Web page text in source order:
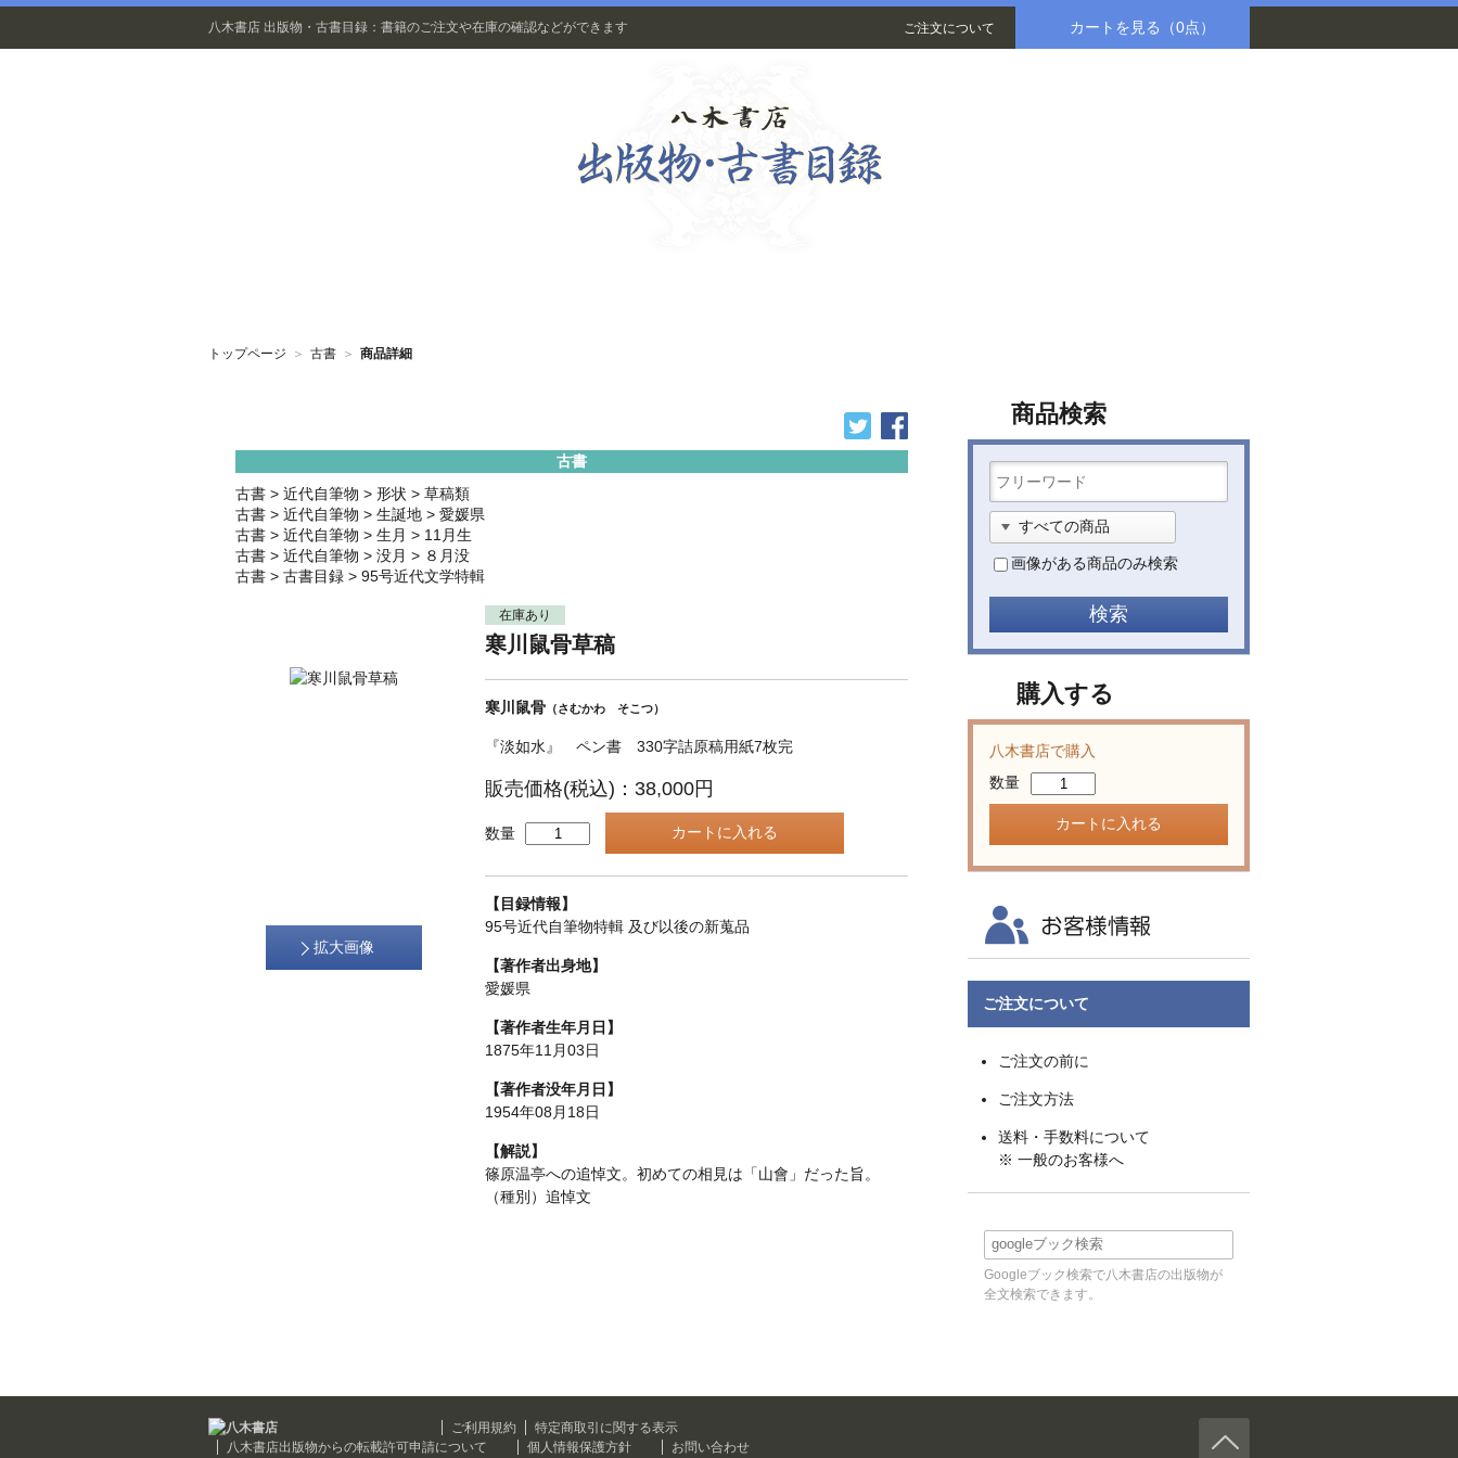
八木書店 出版物・古書目録：書籍のご注文や在庫の確認などができます ご注文について カートを見る （0点）
トップページ ＞ 古書 ＞ 商品詳細
古書
古書 > 近代自筆物 > 形状 > 草稿類
古書 > 近代自筆物 > 生誕地 > 愛媛県
古書 > 近代自筆物 > 生月 > 11月生
古書 > 近代自筆物 > 没月 > ８月没
古書 > 古書目録 > 95号近代文学特輯
拡大画像
在庫あり
寒川鼠骨草稿
寒川鼠骨 （さむかわ そこつ）
『淡如水』 ペン書 330字詰原稿用紙7枚完
販売価格(税込)：38,000円
数量
【目録情報】
95号近代自筆物特輯 及び以後の新蒐品
【著作者出身地】
愛媛県
【著作者生年月日】
1875年11月03日
【著作者没年月日】
1954年08月18日
【解説】
篠原温亭への追悼文。初めての相見は「山會」だった旨。
（種別）追悼文
商品検索
画像がある商品のみ検索
購入する
八木書店で購入
数量
ご注文について
ご注文の前に
ご注文方法
送料・手数料について
※ 一般のお客様へ
Googleブック検索で八木書店の出版物が
全文検索できます。
ご利用規約
特定商取引に関する表示
八木書店出版物からの転載許可申請について
個人情報保護方針 お問い合わせ